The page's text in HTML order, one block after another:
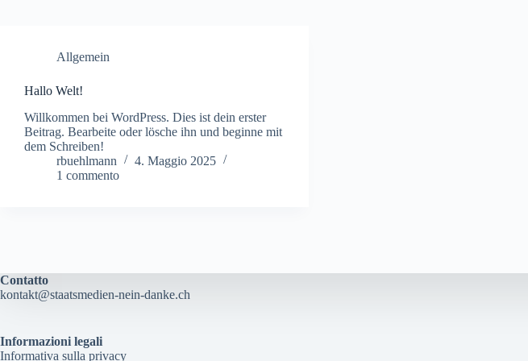
Allgemein
Hallo Welt!
Willkommen bei WordPress. Dies ist dein erster
Beitrag. Bearbeite oder lösche ihn und beginne mit
dem Schreiben!
rbuehlmann
4. Maggio 2025
1 commento
Contatto
kontakt@staatsmedien-nein-danke.ch
Informazioni legali
Informativa sulla privacy